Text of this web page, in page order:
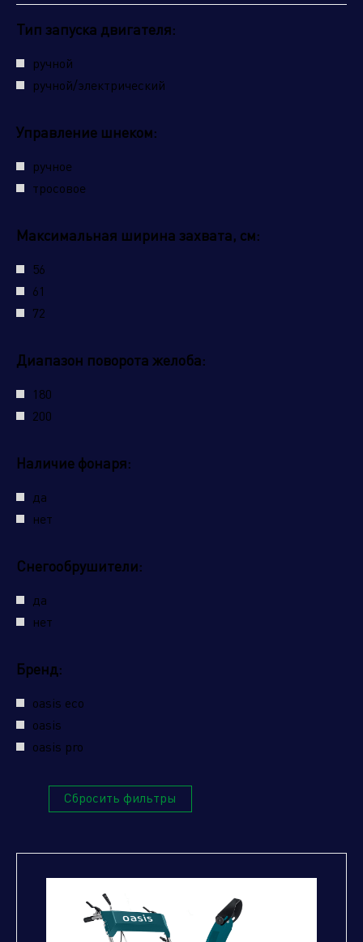
Отправить заявку
Отправить
Тип запуска двигателя:
ручной
ручной/электрический
Управление шнеком:
ручное
тросовое
Максимальная ширина захвата, см:
56
61
72
Диапазон поворота желоба:
180
200
Наличие фонаря:
да
нет
Снегообрушители:
да
нет
Бренд:
oasis eco
oasis
oasis pro
Сбросить фильтры